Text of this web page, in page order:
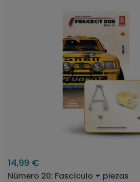
14,99 €
Número 20: Fascículo + piezas